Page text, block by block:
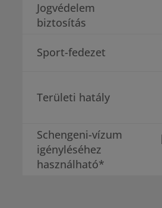
Jogvédelem
biztosítás
Sport-fedezet
Területi hatály
Schengeni-vízum
igényléséhez
használható*